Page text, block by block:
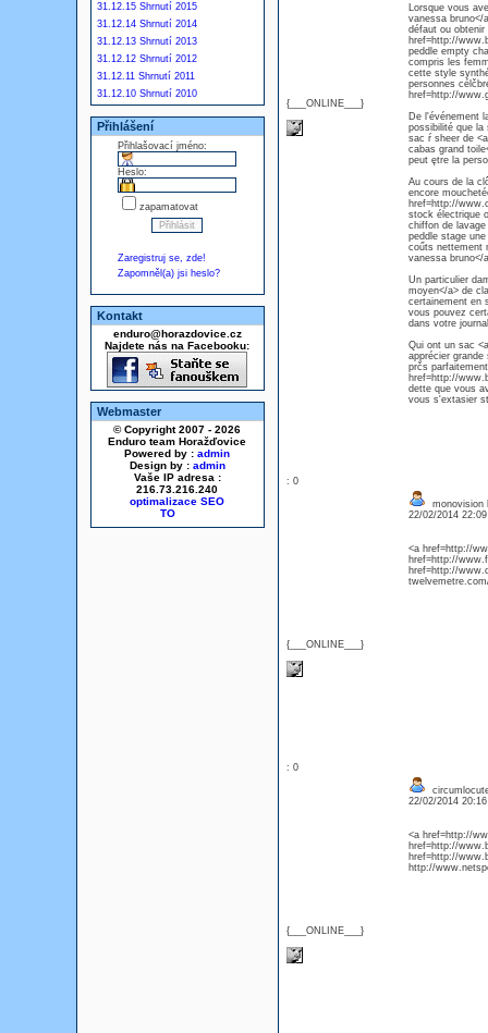
31.12.15 Shrnutí 2015
31.12.14 Shrnutí 2014
31.12.13 Shrnutí 2013
31.12.12 Shrnutí 2012
31.12.11 Shrnutí 2011
31.12.10 Shrnutí 2010
Přihlášení
Přihlašovací jméno:
Heslo:
zapamatovat
Zaregistruj se, zde!
Zapomněl(a) jsi heslo?
Kontakt
enduro@horazdovice.cz
Najdete nás na Facebooku:
Webmaster
© Copyright 2007 - 2026
Enduro team Horažďovice
Powered by : admin
Design by : admin
Vaše IP adresa :
216.73.216.240
optimalizace SEO
{___ONLINE___}
Lorsque vous
vanessa bruno</
défaut ou
href=http://
peddle empty
compris les
cette style
personnes
href=http://
De l'événement
possibilité que la
sac ŕ sheer de
cabas grand
peut ętre la
Au cours de la
encore
href=http://
stock électrique
chiffon de
peddle stage
coűts nettement
vanessa bruno</
Un particulier
moyen</a> de
certainement en
vous pouvez
dans votre
Qui ont un sac
apprécier
prčs
href=http://
dette que vous
vous s'extasier
: 0
{___ONLINE___}
monovision
22/02/2014
<a href=http://
href=http://
href=http://
: 0
{___ONLINE___}
22/02/2014
<a href=http://
href=http://
href=http://
http://